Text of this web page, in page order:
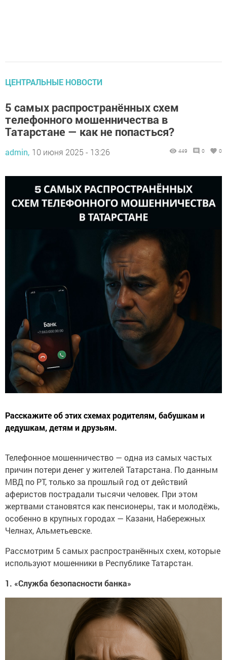
ЦЕНТРАЛЬНЫЕ НОВОСТИ
5 самых распространённых схем
телефонного мошенничества в
Татарстане — как не попасться?
admin, 10 июня 2025 - 13:26 449 0 0
Расскажите об этих схемах родителям, бабушкам и
дедушкам, детям и друзьям.
Телефонное мошенничество — одна из самых частых
причин потери денег у жителей Татарстана. По данным
МВД по РТ, только за прошлый год от действий
аферистов пострадали тысячи человек. При этом
жертвами становятся как пенсионеры, так и молодёжь,
особенно в крупных городах — Казани, Набережных
Челнах, Альметьевске.
Рассмотрим 5 самых распространённых схем, которые
используют мошенники в Республике Татарстан.
1. «Служба безопасности банка»